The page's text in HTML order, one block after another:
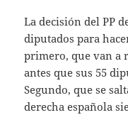
La decisión del PP
diputados para
primero, que van a
antes que sus 55
Segundo, que se
derecha española